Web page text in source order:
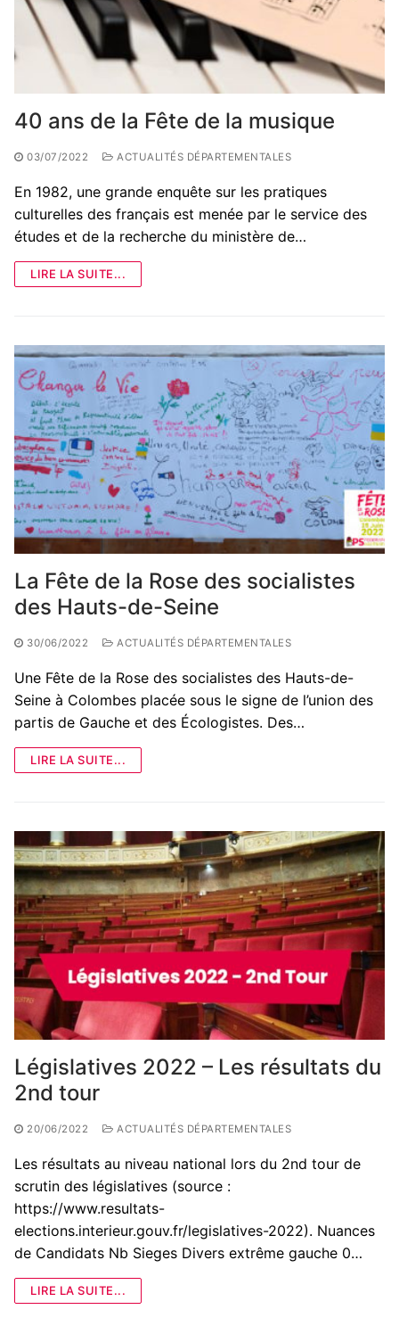
40 ans de la Fête de la musique
03/07/2022 ACTUALITÉS DÉPARTEMENTALES
En 1982, une grande enquête sur les pratiques
culturelles des français est menée par le service des
études et de la recherche du ministère de…
LIRE LA SUITE...
La Fête de la Rose des socialistes
des Hauts-de-Seine
30/06/2022 ACTUALITÉS DÉPARTEMENTALES
Une Fête de la Rose des socialistes des Hauts-de-
Seine à Colombes placée sous le signe de l’union des
partis de Gauche et des Écologistes. Des…
LIRE LA SUITE...
Législatives 2022 – Les résultats du
2nd tour
20/06/2022 ACTUALITÉS DÉPARTEMENTALES
Les résultats au niveau national lors du 2nd tour de
scrutin des législatives (source :
https://www.resultats-
elections.interieur.gouv.fr/legislatives-2022). Nuances
de Candidats Nb Sieges Divers extrême gauche 0…
LIRE LA SUITE...